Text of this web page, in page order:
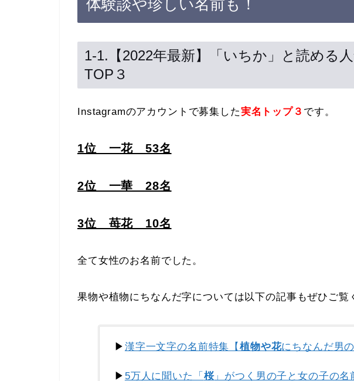
体験談や珍しい名前も！
1-1.【2022年最新】「いちか」と読める
TOP３
Instagramのアカウントで募集した実名トップ３ です。
1位 一花 53名
2位 一華 28名
3位 苺花 10名
全て女性のお名前でした。
果物や植物にちなんだ字については以下の記事もぜひご覧
▶ 漢字一文字の名前特集【植物や花にちなんだ男
▶ 5万人に聞いた「 桜」がつく男の子と女の子の名